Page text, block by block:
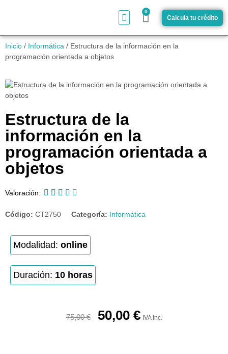
0
Calcula tu crédito
Inicio / Informática / Estructura de la información en la
programación orientada a objetos
Estructura de la
información en la
programación orientada a
objetos
Valoración:     
Código: CT2750 Categoría: Informática
Modalidad: online
Duración: 10 horas
75,00€ 50,00 € IVA inc.